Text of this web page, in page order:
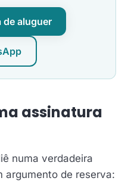
de aluguer
assinatura
numa verdadeira
argumento de reserva: